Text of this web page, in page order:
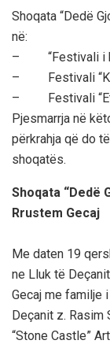
Shoqata “Dedë
në:
– “Festivali i
– Festivali
– Festivali
Pjesmarrja në
përkrahja që do
shoqatës.
Shoqata “Dedë
Rrustem Gecaj
Me daten 19
ne Lluk të
Gecaj me familje
Deçanit z. Rasim
“Stone Castle”